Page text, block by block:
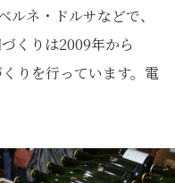
ネ・ドルサなどで、
くりは2009年から
りを行っています。電